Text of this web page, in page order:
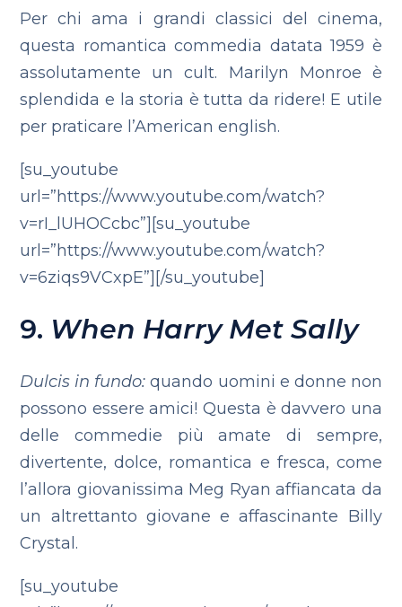
Per chi ama i grandi classici del cinema,
questa romantica commedia datata 1959 è
assolutamente un cult. Marilyn Monroe è
splendida e la storia è tutta da ridere! E utile
per praticare l’American english.
[su_youtube
url=”https://www.youtube.com/watch?
v=rI_lUHOCcbc”][su_youtube
url=”https://www.youtube.com/watch?
v=6ziqs9VCxpE”][/su_youtube]
9. When Harry Met Sally
Dulcis in fundo: quando uomini e donne non
possono essere amici! Questa è davvero una
delle commedie più amate di sempre,
divertente, dolce, romantica e fresca, come
l’allora giovanissima Meg Ryan affiancata da
un altrettanto giovane e affascinante Billy
Crystal.
[su_youtube